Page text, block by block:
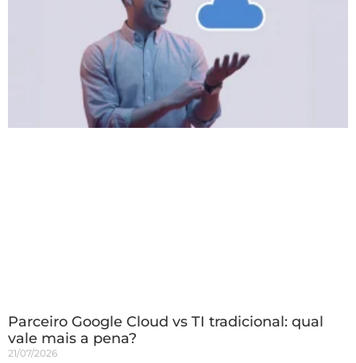
Parceiro Google Cloud vs TI tradicional: qual
vale mais a pena?
21/07/2026